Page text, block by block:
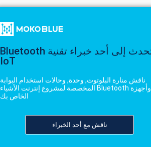
تحدث إلى أحد خبراء تقنية Bluetooth
IoT
ناقش منارة البلوتوث, وحدة, وحالات استخدام البوابة
وأجهزة Bluetooth المخصصة لمشروع إنترنت الأشياء
الخاص بك
ناقش مع أحد الخبراء